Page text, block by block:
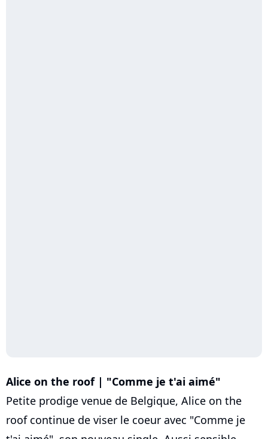
Alice on the roof | "Comme je t'ai aimé"
Petite prodige venue de Belgique, Alice on the
roof continue de viser le coeur avec "Comme je